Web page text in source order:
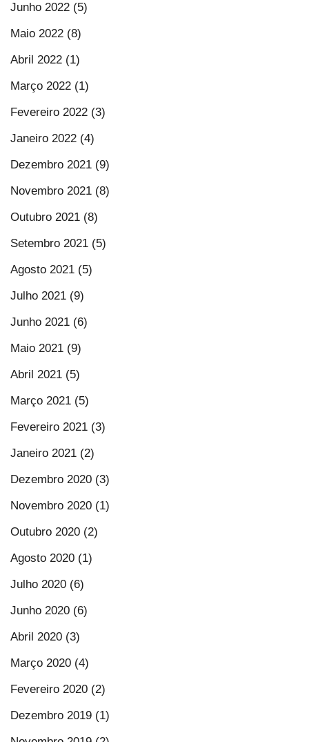
Junho 2022 (5)
Maio 2022 (8)
Abril 2022 (1)
Março 2022 (1)
Fevereiro 2022 (3)
Janeiro 2022 (4)
Dezembro 2021 (9)
Novembro 2021 (8)
Outubro 2021 (8)
Setembro 2021 (5)
Agosto 2021 (5)
Julho 2021 (9)
Junho 2021 (6)
Maio 2021 (9)
Abril 2021 (5)
Março 2021 (5)
Fevereiro 2021 (3)
Janeiro 2021 (2)
Dezembro 2020 (3)
Novembro 2020 (1)
Outubro 2020 (2)
Agosto 2020 (1)
Julho 2020 (6)
Junho 2020 (6)
Abril 2020 (3)
Março 2020 (4)
Fevereiro 2020 (2)
Dezembro 2019 (1)